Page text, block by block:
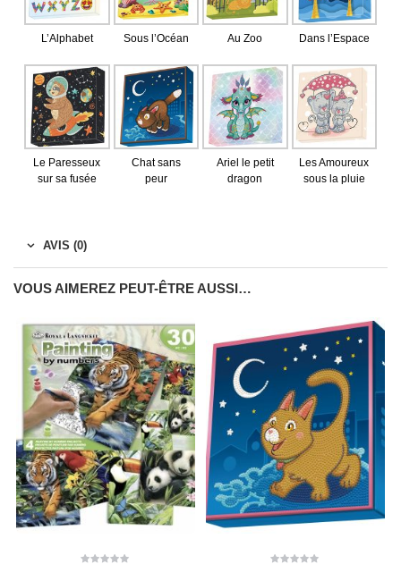
L’Alphabet Sous l’Océan Au Zoo Dans l’Espace
Le Paresseux
sur sa fusée
Chat sans
peur
Ariel le petit
dragon
Les Amoureux
sous la pluie
AVIS (0)
VOUS AIMEREZ PEUT-ÊTRE AUSSI…